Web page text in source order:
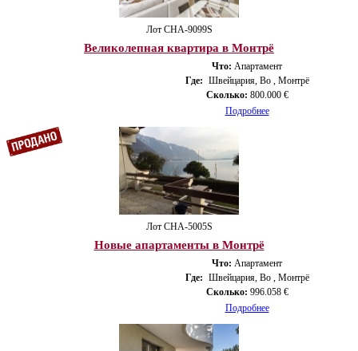
Лот CHA-9099S
Великолепная квартира в Монтрё
Что: Апартамент
Где: Швейцария, Во , Монтрё
Сколько: 800.000 €
Подробнее
Лот CHA-5005S
Новые апартаменты в Монтрё
Что: Апартамент
Где: Швейцария, Во , Монтрё
Сколько: 996.058 €
Подробнее